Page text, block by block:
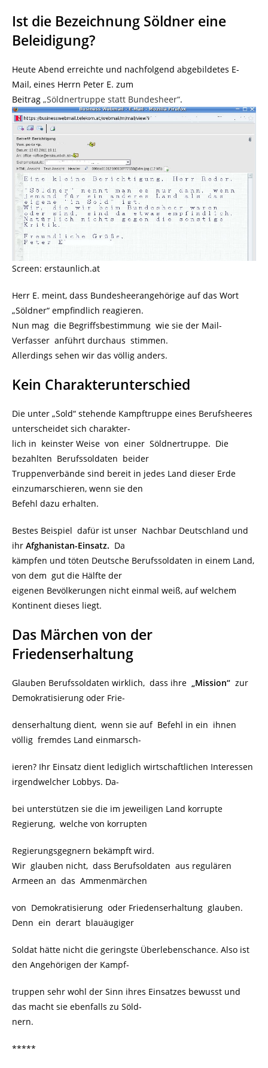
Ist die Bezeichnung Söldner eine
Beleidigung?
Heute Abend erreichte und nachfolgend abgebildetes E-
Mail, eines Herrn Peter E. zum
Beitrag „Söldnertruppe statt Bundesheer“.
Screen: erstaunlich.at
Herr E. meint, dass Bundesheerangehörige auf das Wort
„Söldner“ empfindlich reagieren.
Nun mag die Begriffsbestimmung wie sie der Mail-
Verfasser anführt durchaus stimmen.
Allerdings sehen wir das völlig anders.
Kein Charakterunterschied
Die unter „Sold“ stehende Kampftruppe eines Berufsheeres
unterscheidet sich charakter-
lich in keinster Weise von einer Söldnertruppe. Die
bezahlten Berufssoldaten beider
Truppenverbände sind bereit in jedes Land dieser Erde
einzumarschieren, wenn sie den
Befehl dazu erhalten.
Bestes Beispiel dafür ist unser Nachbar Deutschland und
ihr Afghanistan-Einsatz. Da
kämpfen und töten Deutsche Berufssoldaten in einem Land,
von dem gut die Hälfte der
eigenen Bevölkerungen nicht einmal weiß, auf welchem
Kontinent dieses liegt.
Das Märchen von der
Friedenserhaltung
Glauben Berufssoldaten wirklich, dass ihre „Mission“ zur
Demokratisierung oder Frie-
denserhaltung dient, wenn sie auf Befehl in ein ihnen
völlig fremdes Land einmarsch-
ieren? Ihr Einsatz dient lediglich wirtschaftlichen Interessen
irgendwelcher Lobbys. Da-
bei unterstützen sie die im jeweiligen Land korrupte
Regierung, welche von korrupten
Regierungsgegnern bekämpft wird.
Wir glauben nicht, dass Berufsoldaten aus regulären
Armeen an das Ammenmärchen
von Demokratisierung oder Friedenserhaltung glauben.
Denn ein derart blauäugiger
Soldat hätte nicht die geringste Überlebenschance. Also ist
den Angehörigen der Kampf-
truppen sehr wohl der Sinn ihres Einsatzes bewusst und
das macht sie ebenfalls zu Söld-
nern.
*****